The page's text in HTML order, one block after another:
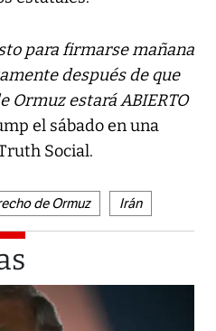
para firmarse mañana
después de que
Ormuz estará ABIERTO
el sábado en una
Social.
de Ormuz Irán